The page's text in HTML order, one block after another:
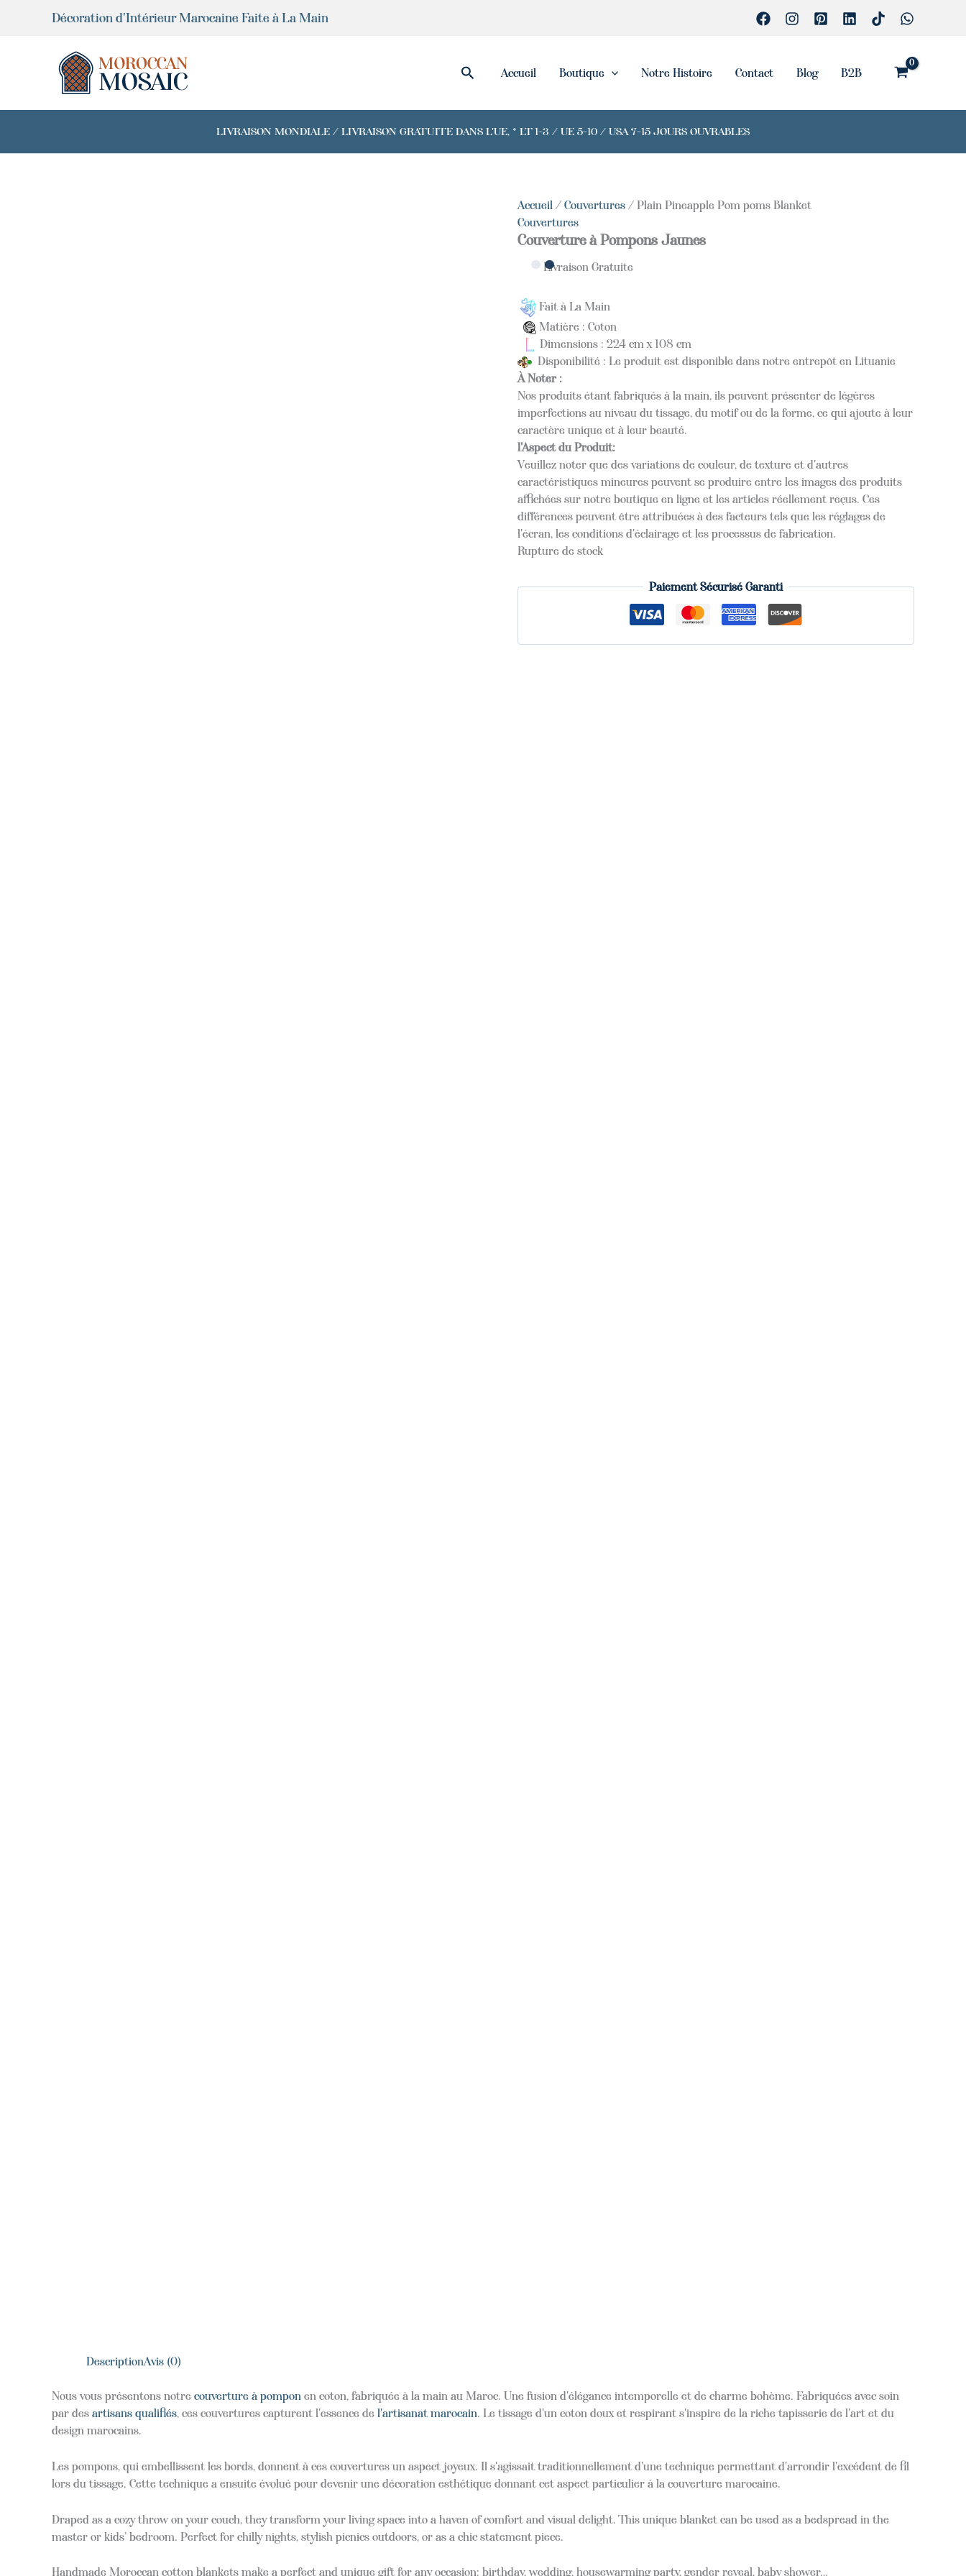
Décoration d'Intérieur Marocaine Faite à La Main
Rechercher
Accueil Boutique Notre Histoire Contact Blog B2B
LIVRAISON MONDIALE / LIVRAISON GRATUITE DANS L'UE, * LT 1-3 / UE 5-10 / USA 7-15 JOURS OUVRABLES
Accueil / Couvertures / Plain Pineapple Pom poms Blanket
Couvertures
Couverture à Pompons Jaunes
Livraison Gratuite
Fait à La Main
Matière : Coton
Dimensions : 224 cm x 108 cm
Disponibilité : Le produit est disponible dans notre entrepôt en Lituanie
À Noter :
Nos produits étant fabriqués à la main, ils peuvent présenter de légères
imperfections au niveau du tissage, du motif ou de la forme, ce qui ajoute à leur
caractère unique et à leur beauté.
l'Aspect du Produit:
Veuillez noter que des variations de couleur, de texture et d'autres
caractéristiques mineures peuvent se produire entre les images des produits
affichées sur notre boutique en ligne et les articles réellement reçus. Ces
différences peuvent être attribuées à des facteurs tels que les réglages de
l'écran, les conditions d'éclairage et les processus de fabrication.
Rupture de stock
Paiement Sécurisé Garanti
DescriptionAvis (0)
Nous vous présentons notre couverture à pompon en coton, fabriquée à la main au Maroc. Une fusion d'élégance intemporelle et de charme bohème. Fabriquées avec soin
par des artisans qualifiés, ces couvertures capturent l'essence de l'artisanat marocain. Le tissage d'un coton doux et respirant s'inspire de la riche tapisserie de l'art et du
design marocains.
Les pompons, qui embellissent les bords, donnent à ces couvertures un aspect joyeux. Il s'agissait traditionnellement d'une technique permettant d'arrondir l'excédent de fil
lors du tissage. Cette technique a ensuite évolué pour devenir une décoration esthétique donnant cet aspect particulier à la couverture marocaine.
Draped as a cozy throw on your couch, they transform your living space into a haven of comfort and visual delight. This unique blanket can be used as a bedspread in the
master or kids’ bedroom. Perfect for chilly nights, stylish picnics outdoors, or as a chic statement piece.
Handmade Moroccan cotton blankets make a perfect and unique gift for any occasion: birthday, wedding, housewarming party, gender reveal, baby shower…